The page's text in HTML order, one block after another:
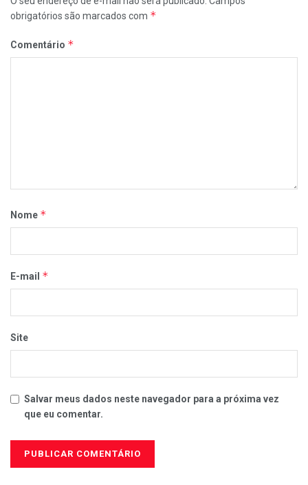
obrigatórios são marcados com *
Comentário *
Nome *
E-mail *
Site
Salvar meus dados neste navegador para a próxima vez
que eu comentar.